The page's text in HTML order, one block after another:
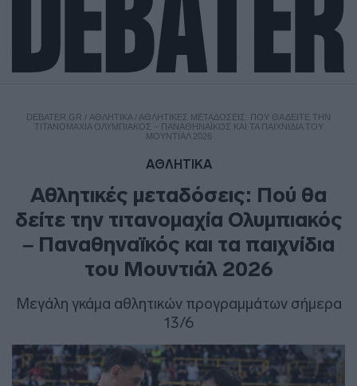
DEBATER.GR / ΑΘΛΗΤΙΚΑ/ ΑΘΛΗΤΙΚΈΣ ΜΕΤΑΔΌΣΕΙΣ: ΠΟΎ ΘΑ ΔΕΊΤΕ ΤΗΝ
ΤΙΤΑΝΟΜΑΧΊΑ ΟΛΥΜΠΙΑΚΌΣ – ΠΑΝΑΘΗΝΑΪΚΌΣ ΚΑΙ ΤΑ ΠΑΙΧΝΊΔΙΑ ΤΟΥ
ΜΟΥΝΤΙΆΛ 2026
ΑΘΛΗΤΙΚΑ
Αθλητικές μεταδόσεις: Πού θα
δείτε την τιτανομαχία Ολυμπιακός
– Παναθηναϊκός και τα παιχνίδια
του Μουντιάλ 2026
Μεγάλη γκάμα αθλητικών προγραμμάτων σήμερα
13/6